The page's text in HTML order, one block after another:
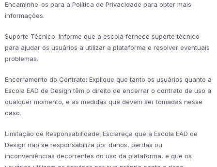
Encaminhe-os para a Política de Privacidade para obter mais
informações.
Suporte Técnico: Informe que a escola fornece suporte técnico
para ajudar os usuários a utilizar a plataforma e resolver eventuais
problemas.
Encerramento do Contrato: Explique que tanto os usuários quanto a
Escola EAD de Design têm o direito de encerrar o contrato de uso a
qualquer momento, e as medidas que devem ser tomadas nesse
caso.
Limitação de Responsabilidade: Esclareça que a Escola EAD de
Design não se responsabiliza por danos, perdas ou
inconveniências decorrentes do uso da plataforma, e que os